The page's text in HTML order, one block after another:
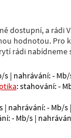
dostupní, a rádi
hodnotou. Pro
rádi
s | nahrávání: -
: stahování: -
| nahrávání: - Mb/s
- Mb/s |